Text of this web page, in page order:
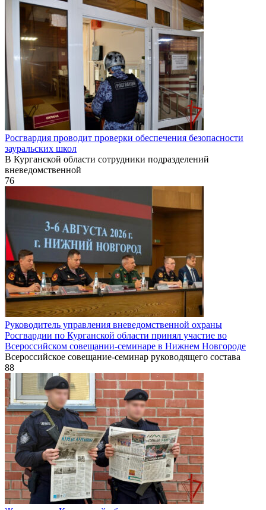
Росгвардия проводит проверки обеспечения безопасности
зауральских школ
В Курганской области сотрудники подразделений
вневедомственной
76
Руководитель управления вневедомственной охраны
Росгвардии по Курганской области принял участие во
Всероссийском совещании-семинаре в Нижнем Новгороде
Всероссийское совещание-семинар руководящего состава
88